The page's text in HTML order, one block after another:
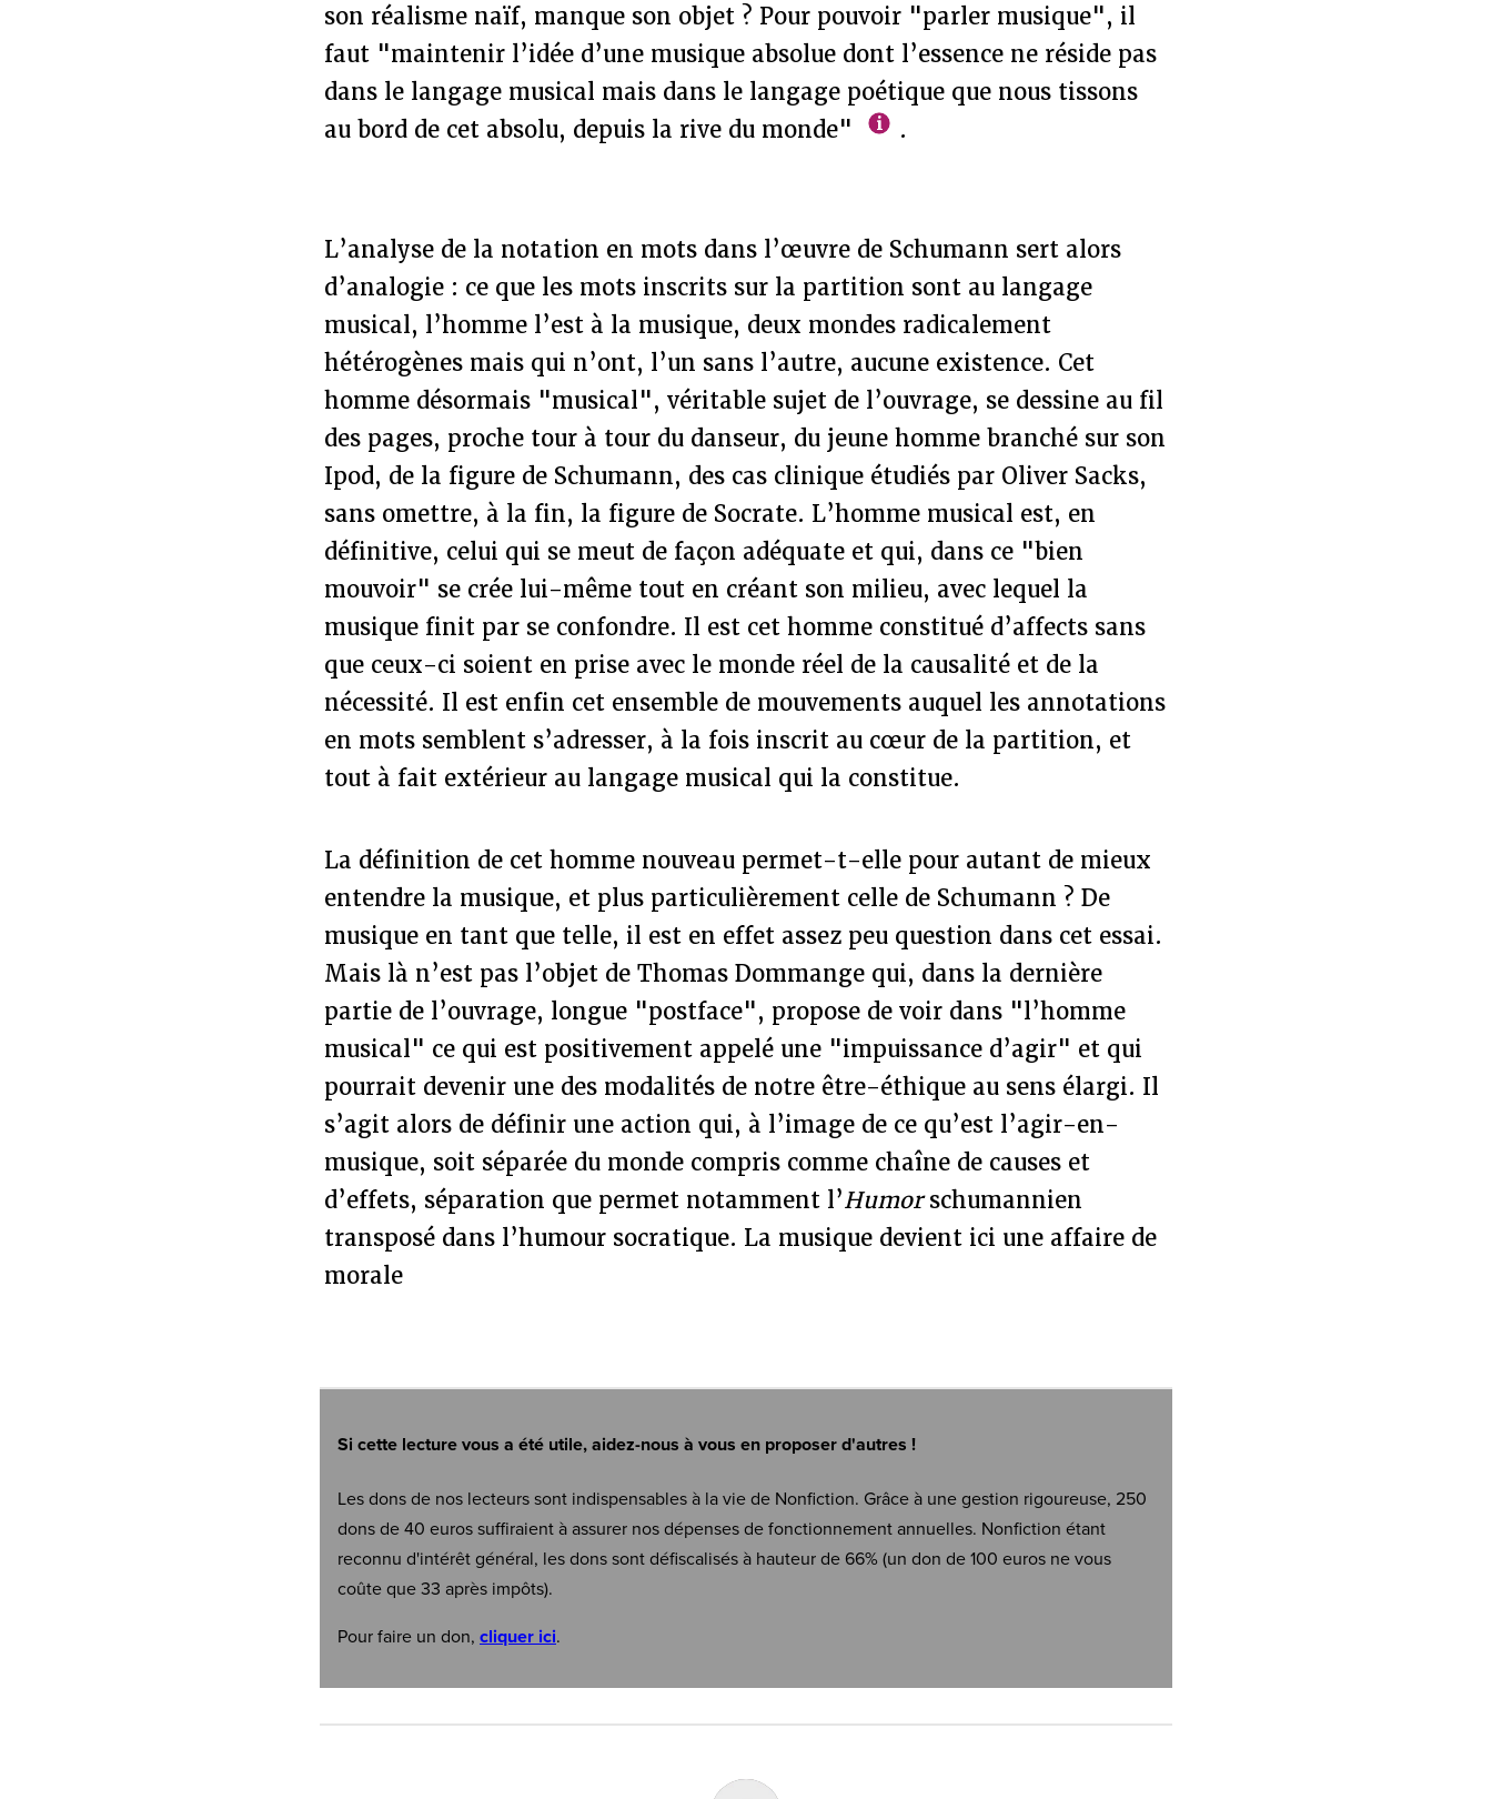
son réalisme naïf, manque son objet ? Pour pouvoir "parler musique", il
faut "maintenir l’idée d’une musique absolue dont l’essence ne réside pas
dans le langage musical mais dans le langage poétique que nous tissons
au bord de cet absolu, depuis la rive du monde"
.
L’analyse de la notation en mots dans l’œuvre de Schumann sert alors
d’analogie : ce que les mots inscrits sur la partition sont au langage
musical, l’homme l’est à la musique, deux mondes radicalement
hétérogènes mais qui n’ont, l’un sans l’autre, aucune existence. Cet
homme désormais "musical", véritable sujet de l’ouvrage, se dessine au fil
des pages, proche tour à tour du danseur, du jeune homme branché sur son
Ipod, de la figure de Schumann, des cas clinique étudiés par Oliver Sacks,
sans omettre, à la fin, la figure de Socrate. L’homme musical est, en
définitive, celui qui se meut de façon adéquate et qui, dans ce "bien
mouvoir" se crée lui-même tout en créant son milieu, avec lequel la
musique finit par se confondre. Il est cet homme constitué d’affects sans
que ceux-ci soient en prise avec le monde réel de la causalité et de la
nécessité. Il est enfin cet ensemble de mouvements auquel les annotations
en mots semblent s’adresser, à la fois inscrit au cœur de la partition, et
tout à fait extérieur au langage musical qui la constitue.
La définition de cet homme nouveau permet-t-elle pour autant de mieux
entendre la musique, et plus particulièrement celle de Schumann ? De
musique en tant que telle, il est en effet assez peu question dans cet essai.
Mais là n’est pas l’objet de Thomas Dommange qui, dans la dernière
partie de l’ouvrage, longue "postface", propose de voir dans "l’homme
musical" ce qui est positivement appelé une "impuissance d’agir" et qui
pourrait devenir une des modalités de notre être-éthique au sens élargi. Il
s’agit alors de définir une action qui, à l’image de ce qu’est l’agir-en-
musique, soit séparée du monde compris comme chaîne de causes et
d’effets, séparation que permet notamment l’Humorschumannien
transposé dans l’humour socratique. La musique devient ici une affaire de
morale
Si cette lecture vous a été utile, aidez-nous à vous en proposer d'autres !
Les dons de nos lecteurs sont indispensables à la vie de Nonfiction. Grâce à une gestion rigoureuse, 250
dons de 40 euros suffiraient à assurer nos dépenses de fonctionnement annuelles. Nonfiction étant
reconnu d'intérêt général, les dons sont défiscalisés à hauteur de 66% (un don de 100 euros ne vous
coûte que 33 après impôts).
Pour faire un don, cliquer ici.